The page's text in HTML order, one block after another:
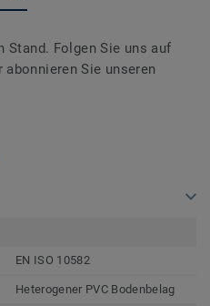
Stand. Folgen Sie uns auf
abonnieren Sie unseren
EN ISO 10582
Heterogener PVC Bodenbelag